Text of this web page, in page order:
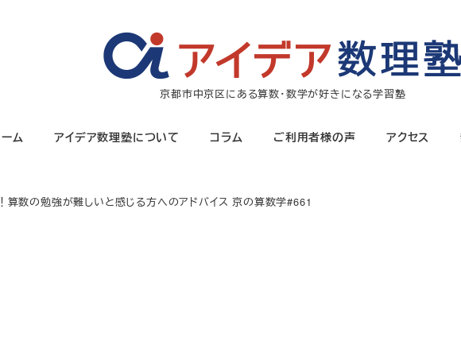
京都市中京区にある算数・数学が好きになる学習塾
ム アイデア数理塾について コラム ご利用者様の声 アクセス
算数の勉強が難しいと感じる方へのアドバイス 京の算数学#661